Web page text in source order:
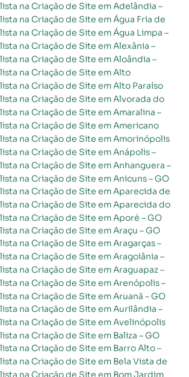
na Criação de Site em Anicuns – GO
na Criação de Site em Aporé – GO
na Criação de Site em Araçu – GO
na Criação de Site em Aruanã – GO
na Criação de Site em Baliza – GO